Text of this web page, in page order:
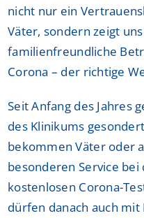
nicht nur ein
Väter, sondern zeigt
familienfreundliche
Corona – der richtige
Seit Anfang des Jahres
des Klinikums
bekommen Väter oder
besonderen Service
kostenlosen Corona-
dürfen danach auch